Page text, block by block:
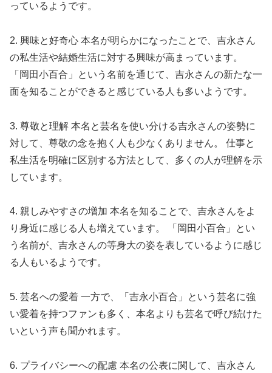
っているようです。
2. 興味と好奇心 本名が明らかになったことで、吉永さん
の私生活や結婚生活に対する興味が高まっています。
「岡田小百合」という名前を通じて、吉永さんの新たな一
面を知ることができると感じている人も多いようです。
3. 尊敬と理解 本名と芸名を使い分ける吉永さんの姿勢に
対して、尊敬の念を抱く人も少なくありません。 仕事と
私生活を明確に区別する方法として、多くの人が理解を示
しています。
4. 親しみやすさの増加 本名を知ることで、吉永さんをよ
り身近に感じる人も増えています。 「岡田小百合」とい
う名前が、吉永さんの等身大の姿を表しているように感じ
る人もいるようです。
5. 芸名への愛着 一方で、「吉永小百合」という芸名に強
い愛着を持つファンも多く、本名よりも芸名で呼び続けた
いという声も聞かれます。
6. プライバシーへの配慮 本名の公表に関して、吉永さん